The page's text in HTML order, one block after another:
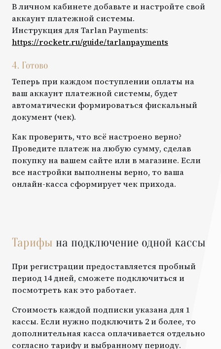
В личном кабинете добавьте и настройте свой
аккаунт платежной системы.
Инструкция дляTarlan Payments:
https://rocketr.ru/guide/tarlanpayments
4. Готово
Теперь при каждом поступлении оплаты на
ваш аккаунт платежной системы, будет
автоматически формироваться фискальный
документ (чек).
Как проверить, что всё настроено верно?
Проведите платеж на любую сумму, сделав
покупку на вашем сайте или в магазине. Если
все настройки выполнены верно, то ваша
онлайн-касса сформирует чек прихода.
Тарифы на подключение одной кассы
При регистрации предоставляется пробный
период 14 дней, сможете подключиться и
посмотреть как это работает.
Стоимость каждой подписки указана для 1
кассы. Если нужно подключить 2 и более, то
дополнительная касса оплачивается отдельно
согласно тарифу и выбранному периоду.